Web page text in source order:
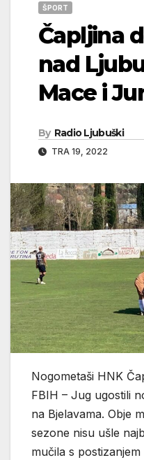
ŠPORT
Čapljina
nad
Mace i
By Radio Ljubuški
TRA 19, 2022
Nogometaši HNK
FBIH – Jug ugostili
na Bjelavama. Obje
sezone nisu ušle
mučila s